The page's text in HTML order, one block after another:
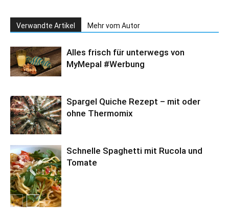
Verwandte Artikel Mehr vom Autor
Alles frisch für unterwegs von
MyMepal #Werbung
Spargel Quiche Rezept – mit oder
ohne Thermomix
Schnelle Spaghetti mit Rucola und
Tomate